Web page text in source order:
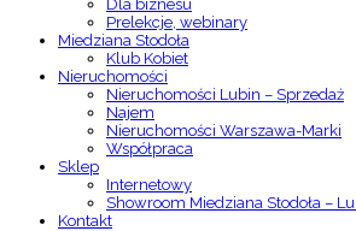
Dla biznesu
Prelekcje, webinary
Miedziana Stodoła
Klub Kobiet
Nieruchomości
Nieruchomości Lubin – Sprzedaż
Najem
Nieruchomości Warszawa-Marki
Współpraca
Sklep
Internetowy
Showroom Miedziana Stodoła –
Kontakt